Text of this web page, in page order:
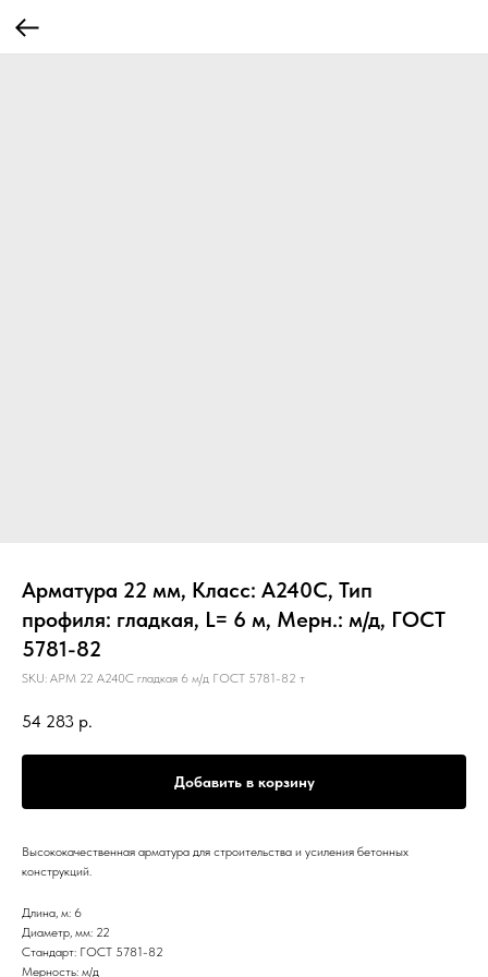
Арматура 22 мм, Класс: А240С, Тип
профиля: гладкая, L= 6 м, Мерн.: м/д, ГОСТ
5781-82
SKU: АРМ 22 А240С гладкая 6 м/д ГОСТ 5781-82 т
54 283 р.
Добавить в корзину
Высококачественная арматура для строительства и усиления бетонных
конструкций.
Длина, м: 6
Диаметр, мм: 22
Стандарт: ГОСТ 5781-82
Мерность: м/д